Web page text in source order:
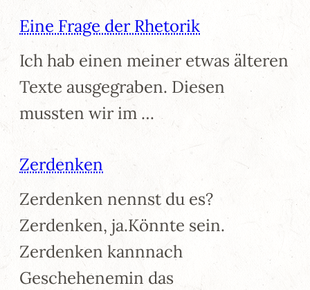
Eine Frage der Rhetorik
Ich hab einen meiner etwas älteren
Texte ausgegraben. Diesen
mussten wir im …
Zerdenken
Zerdenken nennst du es?
Zerdenken, ja.Könnte sein.
Zerdenken kannnach
Geschehenemin das